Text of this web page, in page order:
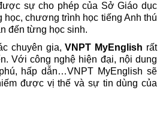
sự cho phép của Sở Giáo dục
chương trình học tiếng Anh thú
đến từng học sinh.
chuyên gia, VNPT MyEnglish rất
Với công nghệ hiện đại, nội dung
hấp dẫn…VNPT MyEnglish sẽ
được vị thế và sự tin dùng của